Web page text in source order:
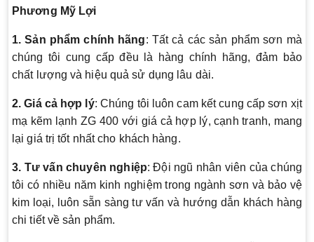
Phương Mỹ Lợi
1. Sản phẩm chính hãng: Tất cả các sản phẩm sơn mà
chúng tôi cung cấp đều là hàng chính hãng, đảm bảo
chất lượng và hiệu quả sử dụng lâu dài.
2. Giá cả hợp lý: Chúng tôi luôn cam kết cung cấp sơn xịt
mạ kẽm lạnh ZG 400 với giá cả hợp lý, cạnh tranh, mang
lại giá trị tốt nhất cho khách hàng.
3. Tư vấn chuyên nghiệp: Đội ngũ nhân viên của chúng
tôi có nhiều năm kinh nghiệm trong ngành sơn và bảo vệ
kim loại, luôn sẵn sàng tư vấn và hướng dẫn khách hàng
chi tiết về sản phẩm.